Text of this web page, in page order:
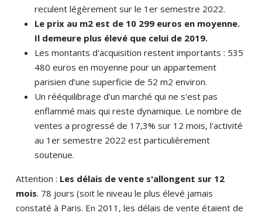
reculent légèrement sur le 1er semestre 2022.
Le prix au m2 est de 10 299 euros en moyenne.
Il demeure plus élevé que celui de 2019.
Les montants d'acquisition restent importants : 535
480 euros en moyenne pour un appartement
parisien d’une superficie de 52 m2 environ.
Un rééquilibrage d'un marché qui ne s'est pas
enflammé mais qui reste dynamique. Le nombre de
ventes a progressé de 17,3% sur 12 mois, l'activité
au 1er semestre 2022 est particulièrement
soutenue.
Attention : Les délais de vente s'allongent sur 12
mois. 78 jours (soit le niveau le plus élevé jamais
constaté à Paris. En 2011, les délais de vente étaient de